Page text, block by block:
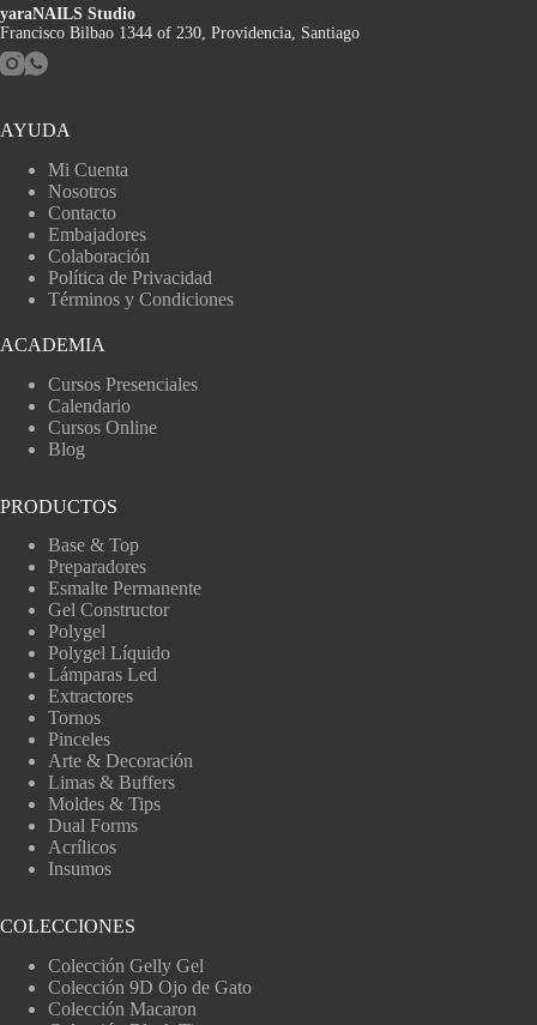
yaraNAILS Studio
Francisco Bilbao 1344 of 230, Providencia, Santiago
AYUDA
Mi Cuenta
Nosotros
Contacto
Embajadores
Colaboración
Política de Privacidad
Términos y Condiciones
ACADEMIA
Cursos Presenciales
Calendario
Cursos Online
Blog
PRODUCTOS
Base & Top
Preparadores
Esmalte Permanente
Gel Constructor
Polygel
Polygel Líquido
Lámparas Led
Extractores
Tornos
Pinceles
Arte & Decoración
Limas & Buffers
Moldes & Tips
Dual Forms
Acrílicos
Insumos
COLECCIONES
Colección Gelly Gel
Colección 9D Ojo de Gato
Colección Macaron